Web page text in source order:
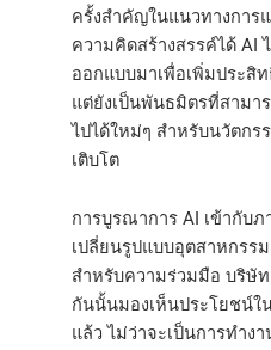
ครั้งสำคัญในแนวทางการ
ความคิดสร้างสรรค์ได้ AI
ออกแบบมาเพื่อเพิ่มประสิ
แต่ยังเป็นพันธมิตรที่สามา
ไปได้ใหม่ๆ สำหรับนวัตก
เติบโต
การบูรณาการ AI เข้ากับ
เปลี่ยนรูปแบบอุตสาหกรร
สำหรับความร่วมมือ บริษั
กันนั้นมองเห็นประโยชน์ใ
แล้ว ไม่ว่าจะเป็นการทำง